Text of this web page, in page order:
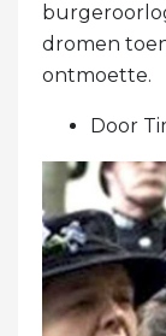
dromen
ontmoette.
Door